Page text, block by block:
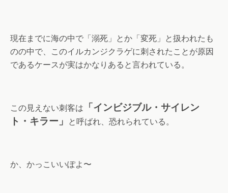
現在までに海の中で「溺死」とか「変死」と扱われたも
のの中で、このイルカンジクラゲに刺されたことが原因
であるケースが実はかなりあると言われている。
この見えない刺客は
「インビジブル・サイレン
ト・キラー」
と呼ばれ、恐れられている。
か、かっこいいぽよ〜